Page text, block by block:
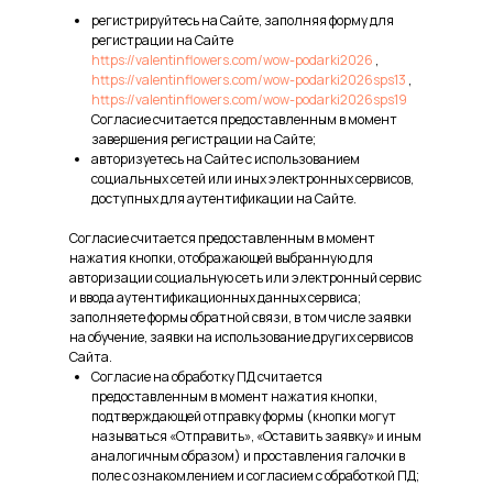
регистрируйтесь на Сайте, заполняя форму для
регистрации на Сайте
https://valentinflowers.com/wow-podarki2026 ,
https://valentinflowers.com/wow-podarki2026sps13 ,
https://valentinflowers.com/wow-podarki2026sps19
Согласие считается предоставленным в момент
завершения регистрации на Сайте;
авторизуетесь на Сайте с использованием
социальных сетей или иных электронных сервисов,
доступных для аутентификации на Сайте.
Согласие считается предоставленным в момент
нажатия кнопки, отображающей выбранную для
авторизации социальную сеть или электронный сервис
и ввода аутентификационных данных сервиса;
заполняете формы обратной связи, в том числе заявки
на обучение, заявки на использование других сервисов
Сайта.
Согласие на обработку ПД считается
предоставленным в момент нажатия кнопки,
подтверждающей отправку формы (кнопки могут
называться «Отправить», «Оставить заявку» и иным
аналогичным образом) и проставления галочки в
поле с ознакомлением и согласием с обработкой ПД;